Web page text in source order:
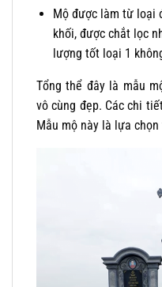
Mộ được làm từ loại
khối, được chắt lọc
lượng tốt loại 1
Tổng thể đây là mẫu
vô cùng đẹp. Các chi
Mẫu mộ này là lựa